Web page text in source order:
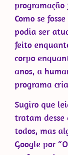
programação
Como se
podia ser
feito
corpo
anos, a
programa
Sugiro que
tratam desse
todos, mas
Google por